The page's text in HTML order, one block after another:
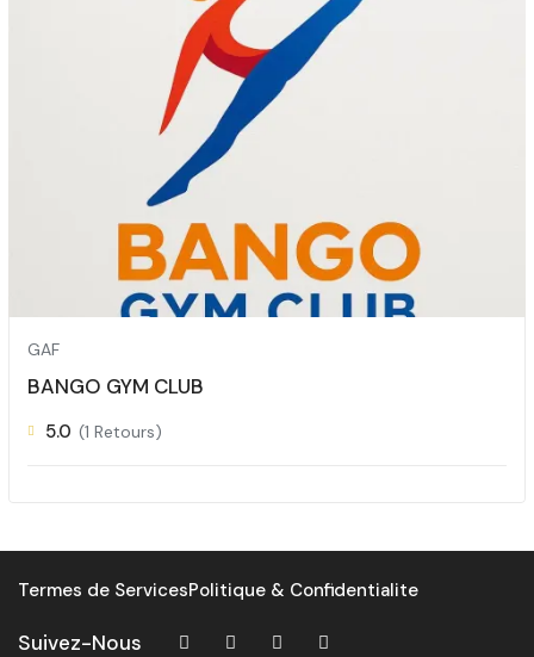
GAF
BANGO GYM CLUB
5.0 (1 Retours)
Termes de ServicesPolitique & Confidentialite
Suivez-Nous